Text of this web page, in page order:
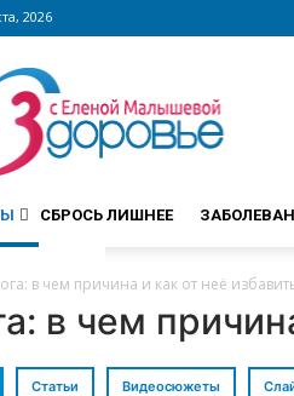
2026
СБРОСЬ ЛИШНЕЕ
в чем причина и как от неё
в чем
Статьи Видеосюжеты